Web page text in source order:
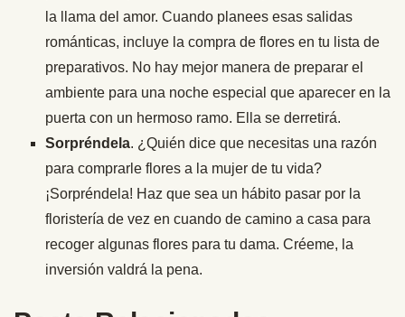
la llama del amor. Cuando planees esas salidas
románticas, incluye la compra de flores en tu lista de
preparativos. No hay mejor manera de preparar el
ambiente para una noche especial que aparecer en la
puerta con un hermoso ramo. Ella se derretirá.
Sorpréndela. ¿Quién dice que necesitas una razón
para comprarle flores a la mujer de tu vida?
¡Sorpréndela! Haz que sea un hábito pasar por la
floristería de vez en cuando de camino a casa para
recoger algunas flores para tu dama. Créeme, la
inversión valdrá la pena.